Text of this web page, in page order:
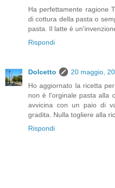
Ha perfettamente ragione
di cottura della pasta o
pasta. Il latte è
Rispondi
Dolcetto
20 maggio,
Ho aggiornato la ricetta
non è l'orginale pasta alla
avvicina con un paio di
gradita. Nulla togliere alla
Rispondi